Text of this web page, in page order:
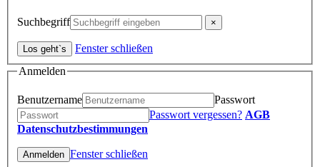
Suchbegriff
Fenster schließen
Anmelden
Benutzername
Passwort
Passwort vergessen? AGB
Datenschutzbestimmungen
Fenster schließen